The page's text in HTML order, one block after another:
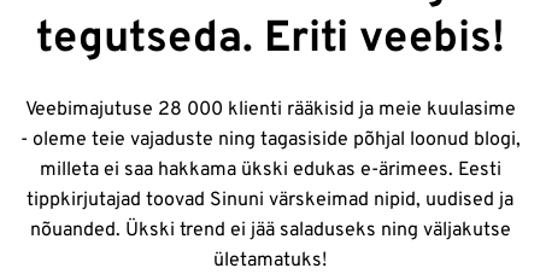
tegutseda. Eriti veebis!
Veebimajutuse 28 000 klienti rääkisid ja meie kuulasime
- oleme teie vajaduste ning tagasiside põhjal loonud blogi,
milleta ei saa hakkama ükski edukas e-ärimees. Eesti
tippkirjutajad toovad Sinuni värskeimad nipid, uudised ja
nõuanded. Ükski trend ei jää saladuseks ning väljakutse
ületamatuks!